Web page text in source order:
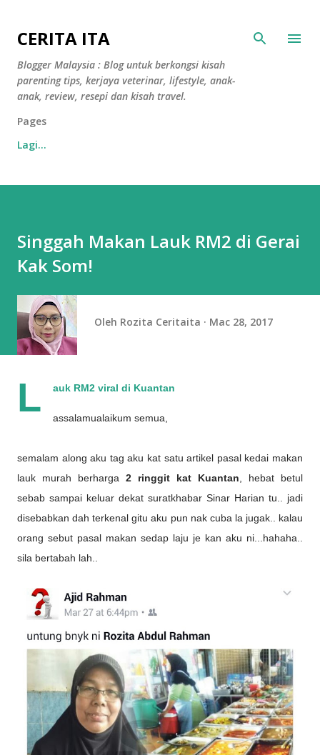
CERITA ITA
Blogger Malaysia : Blog untuk berkongsi kisah
parenting tips, kerjaya veterinar, lifestyle, anak-
anak, review, resepi dan kisah travel.
Pages
Lagi…
Singgah Makan Lauk RM2 di Gerai
Kak Som!
Oleh Rozita Ceritaita Mac 28, 2017
L auk RM2 viral di Kuantan
assalamualaikum semua,
semalam along aku tag aku kat satu artikel pasal kedai makan
lauk murah berharga 2 ringgit kat Kuantan , hebat betul
sebab sampai keluar dekat suratkhabar Sinar Harian tu.. jadi
disebabkan dah terkenal gitu aku pun nak cuba la jugak.. kalau
orang sebut pasal makan sedap laju je kan aku ni...hahaha..
sila bertabah lah..